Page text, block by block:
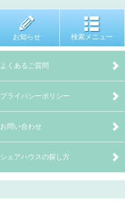
お知らせ 検索メニュー
よくあるご質問
プライバシーポリシー
お問い合わせ
シェアハウスの探し方